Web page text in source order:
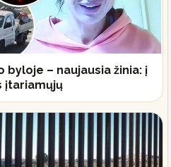
byloje – naujausia žinia: į
įtariamųjų